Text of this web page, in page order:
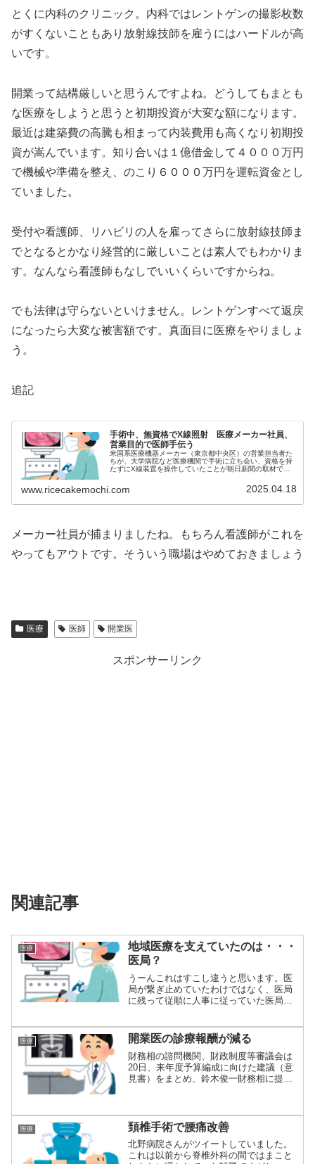
とくに内科のクリニック。内科ではレントゲンの撮影枚数
がすくないこともあり放射線技師を雇うにはハードルが高
いです。
開業って結構厳しいと思うんですよね。どうしてもまとも
な医療をしようと思うと初期投資が大変な額になります。
最近は建築費の高騰も相まって内装費用も高くなり初期投
資が嵩んでいます。知り合いは１億借金して４０００万円
で機械や準備を整え、のこり６０００万円を運転資金とし
ていました。
受付や看護師、リハビリの人を雇ってさらに放射線技師ま
でとなるとかなり経営的に厳しいことは素人でもわかりま
す。なんなら看護師もなしでいいくらいですからね。
でも法律は守らないといけません。レントゲンすべて返戻
になったら大変な被害額です。真面目に医療をやりましょ
う。
追記
手術中、無資格でX線照射 医療メーカー社員、
営業目的で医師手伝う
米国系医療機器メーカー（東京都中央区）の営業担当者た
ちが、大学病院など医療機関で手術に立ち会い、資格を持
たずにX線装置を操作していたことが朝日新聞の取材でわ
www.ricecakemochi.com 2025.04.18
メーカー社員が捕まりましたね。もちろん看護師がこれを
やってもアウトです。そういう職場はやめておきましょう
医療 医師 開業医
スポンサーリンク
関連記事
医療
地域医療を支えていたのは・・・
医局？
うーんこれはすこし違うと思います。医
局が繋ぎ止めていたわけではなく、医局
に残って従順に人事に従っていた医局員
医療 開業医の診療報酬が減る
財務相の諮問機関、財政制度等審議会は
20日、来年度予算編成に向けた建議（意
見書）をまとめ、鈴木俊一財務相に提出
医療 頚椎手術で腰痛改善
北野病院さんがツイートしていました。
これは以前から脊椎外科の間ではまこと